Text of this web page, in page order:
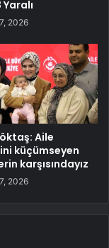
2026
Aile
küçümseyen
karşısındayız
2026